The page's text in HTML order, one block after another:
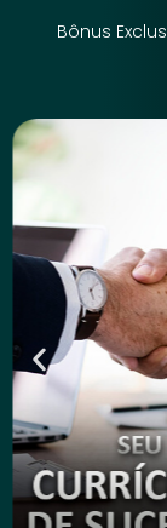
Bônus